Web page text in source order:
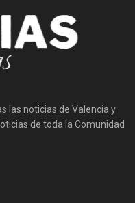
las noticias de Valencia y
de toda la Comunidad